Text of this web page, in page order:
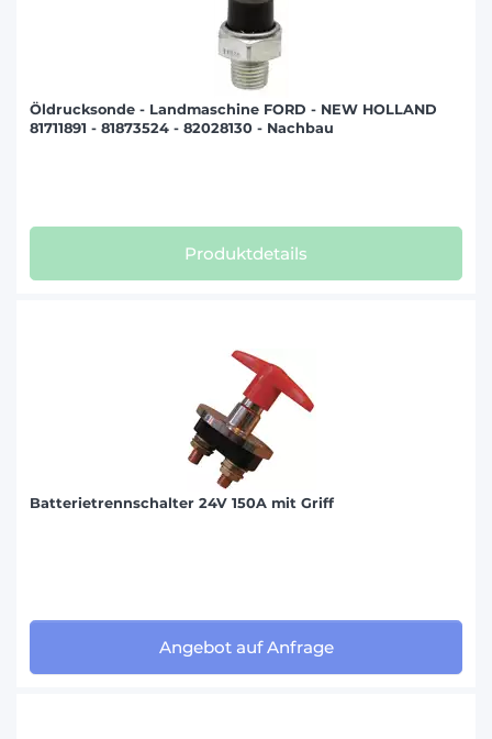
Öldrucksonde - Landmaschine FORD - NEW HOLLAND
81711891 - 81873524 - 82028130 - Nachbau
Produktdetails
Batterietrennschalter 24V 150A mit Griff
Angebot auf Anfrage